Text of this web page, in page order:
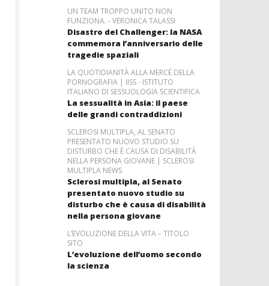
UN TEAM TROPPO UNITO NON
FUNZIONA. - VERONICA TALASSI
Disastro del Challenger: la NASA
commemora l’anniversario delle
tragedie spaziali
LA QUOTIDIANITÀ ALLA MERCÉ DELLA
PORNOGRAFIA | IISS - ISTITUTO
ITALIANO DI SESSUOLOGIA SCIENTIFICA
La sessualità in Asia: il paese
delle grandi contraddizioni
SCLEROSI MULTIPLA, AL SENATO
PRESENTATO NUOVO STUDIO SU
DISTURBO CHE È CAUSA DI DISABILITÀ
NELLA PERSONA GIOVANE | SCLEROSI
MULTIPLA NEWS
Sclerosi multipla, al Senato
presentato nuovo studio su
disturbo che è causa di disabilità
nella persona giovane
L’EVOLUZIONE DELLA VITA – TITOLO
SITO
L’evoluzione dell’uomo secondo
la scienza